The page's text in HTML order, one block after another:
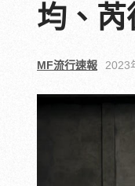
均、芮
MF流行速報 2023